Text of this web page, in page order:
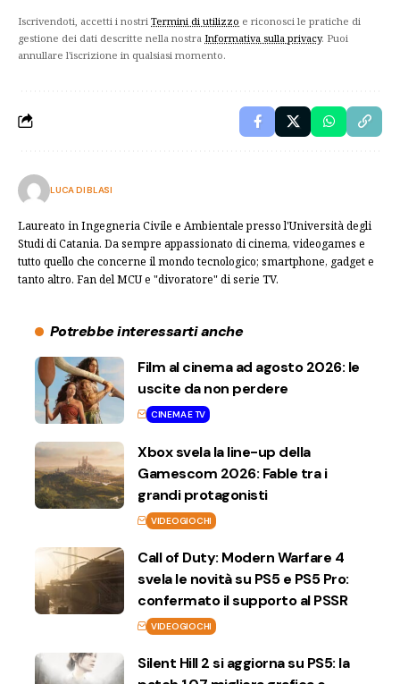
Iscrivendoti, accetti i nostri Termini di utilizzo e riconosci le pratiche di
gestione dei dati descritte nella nostra Informativa sulla privacy. Puoi
annullare l'iscrizione in qualsiasi momento.
LUCA DI BLASI
Laureato in Ingegneria Civile e Ambientale presso l'Università degli
Studi di Catania. Da sempre appassionato di cinema, videogames e
tutto quello che concerne il mondo tecnologico; smartphone, gadget e
tanto altro. Fan del MCU e "divoratore" di serie TV.
Potrebbe interessarti anche
Film al cinema ad agosto 2026: le
uscite da non perdere
CINEMA E TV
Xbox svela la line-up della
Gamescom 2026: Fable tra i
grandi protagonisti
VIDEOGIOCHI
Call of Duty: Modern Warfare 4
svela le novità su PS5 e PS5 Pro:
confermato il supporto al PSSR
VIDEOGIOCHI
Silent Hill 2 si aggiorna su PS5: la